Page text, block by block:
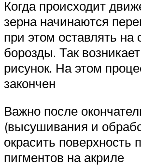
Когда происходит
зерна начинаются
при этом оставлять на
борозды. Так
рисунок. На этом
закончен
Важно после
(высушивания и
окрасить поверхность
пигментов на акриле